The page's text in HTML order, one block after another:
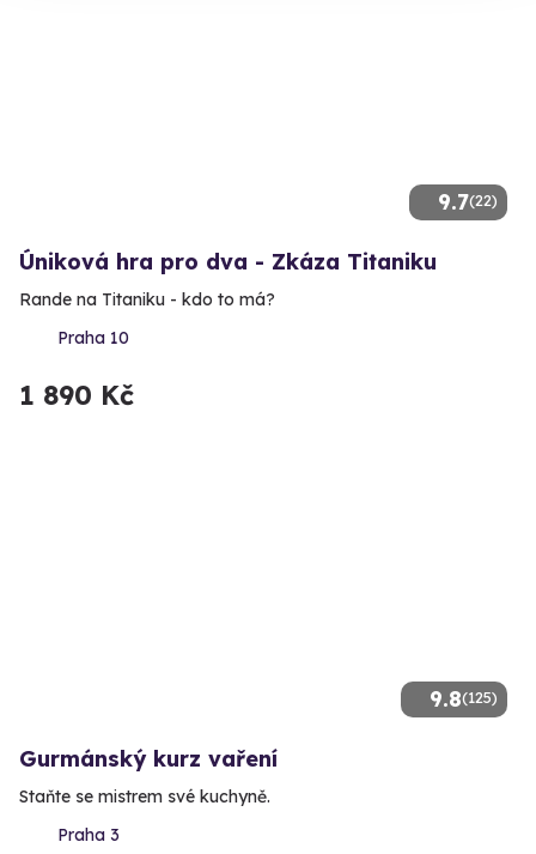
9.7(22)
Úniková hra pro dva - Zkáza Titaniku
Rande na Titaniku - kdo to má?
Praha 10
1 890 Kč
9.8(125)
Gurmánský kurz vaření
Staňte se mistrem své kuchyně.
Praha 3